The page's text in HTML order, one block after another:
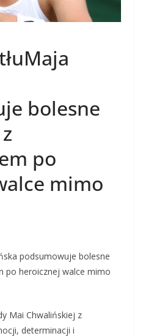
bolesne
po
mimo
podsumowuje bolesne
po heroicznej walce mimo
Mai Chwalińskiej z
determinacji i